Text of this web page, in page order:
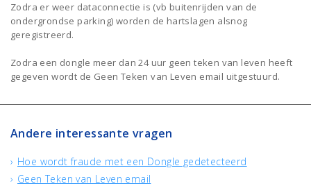
Zodra er weer dataconnectie is (vb buitenrijden van de
ondergrondse parking) worden de hartslagen alsnog
geregistreerd.
Zodra een dongle meer dan 24 uur geen teken van leven heeft
gegeven wordt de Geen Teken van Leven email uitgestuurd.
Andere interessante vragen
Hoe wordt fraude met een Dongle gedetecteerd
Geen Teken van Leven email